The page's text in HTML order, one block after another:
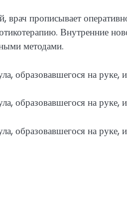
прописывает
Внутренние
методами.